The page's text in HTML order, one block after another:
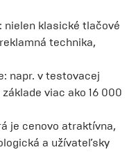
nielen klasické tlačové
technika,
napr. v testovacej
viac ako 16 000
je cenovo atraktívna,
a užívateľsky